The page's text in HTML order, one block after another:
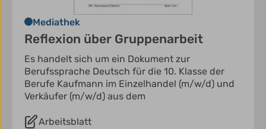
Mediathek
Reflexion über Gruppenarbeit
Es handelt sich um ein Dokument zur
Berufssprache Deutsch für die 10. Klasse der
Berufe Kaufmann im Einzelhandel (m/w/d) und
Verkäufer (m/w/d) aus dem
Arbeitsblatt